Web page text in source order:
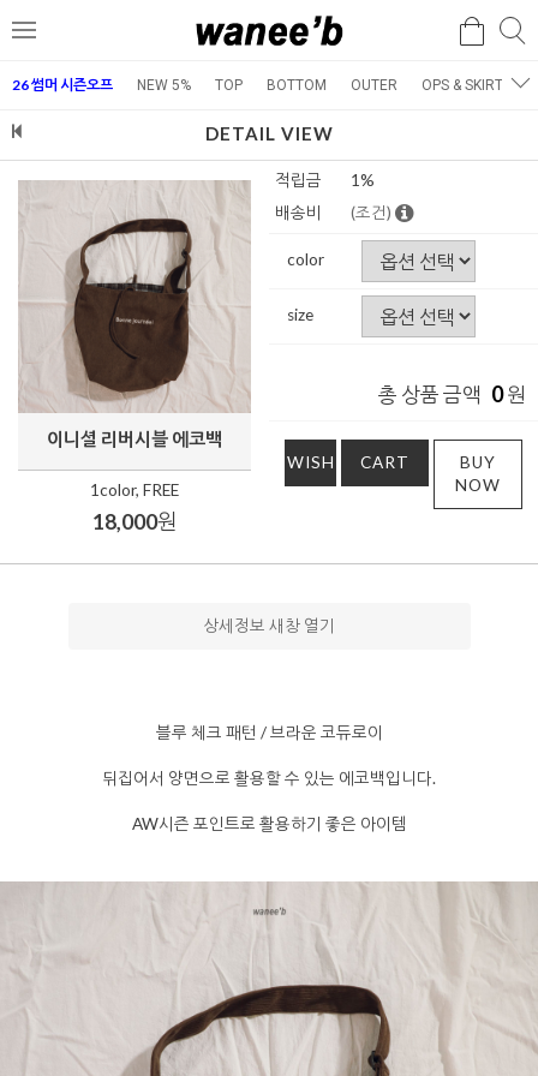
메
검
26 썸머 시즌오프 NEW 5% TOP BOTTOM OUTER OPS & SKIRT
DETAIL VIEW
이니셜 리버시블 에코백
1color, FREE
18,000원
적립금
1%
배송비
(조건)
color
size
총 상품 금액 0원
WISH CART
BUY
NOW
상세정보 새창 열기
블루 체크 패턴 / 브라운 코듀로이
뒤집어서 양면으로 활용할 수 있는 에코백입니다.
AW시즌 포인트로 활용하기 좋은 아이템